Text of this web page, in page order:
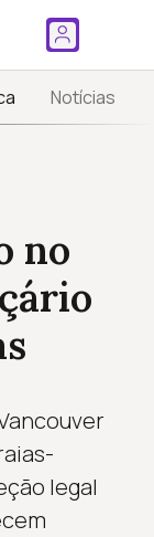
Notícias
no
legal